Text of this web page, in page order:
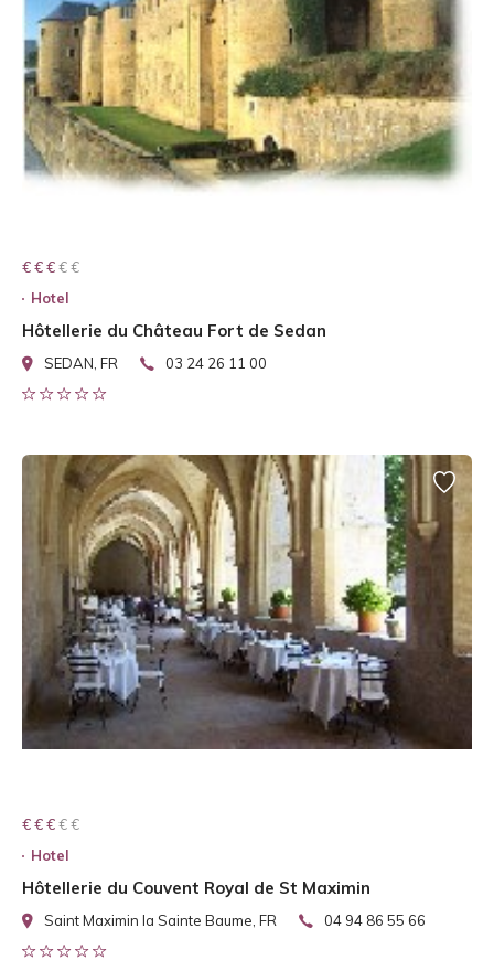
€ € € € €
€ € €
Hotel
Hôtellerie du Château Fort de Sedan
SEDAN, FR 03 24 26 11 00
€ € € € €
€ € €
Hotel
Hôtellerie du Couvent Royal de St Maximin
Saint Maximin la Sainte Baume, FR 04 94 86 55 66